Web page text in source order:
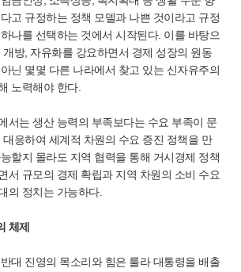
고 규정하는 정책 모델과 나쁜 것이라고 규정
나를 선택하는 것에서 시작된다. 이를 바탕으
개방, 자유화를 강요하면서 경제 성장의 원동
닌 몇몇 다른 나라에서 찾고 있는 신자유주의
노력해야 한다.
서는 생산 능력의 부족보다는 수요 부족이 문
응하여 세계적 차원의 수요 증진 정책을 만
할지 몰라도 지역 협력을 통해 거시경제 정책
서 규모의 경제 확립과 지역 차원의 소비 수요
의 정치는 가능하다.
체제
대 진영의 목소리와 힘은 룰라 대통령을 배출